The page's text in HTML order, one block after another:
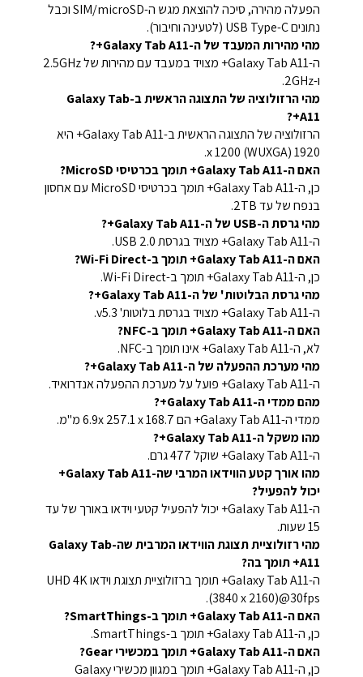
הפעלה מהירה, סיכה להוצאת מגש ה-SIM/microSD וכבל
נתונים USB Type-C (לטעינה וחיבור).
מהי מהירות המעבד של ה-Galaxy Tab A11+?
ה-Galaxy Tab A11+ מצויד במעבד עם מהירות של 2.5GHz
ו-2GHz.
מהי הרזולוציה של התצוגה הראשית ב-Galaxy Tab
A11+?
הרזולוציה של התצוגה הראשית ב-Galaxy Tab A11+ היא
1920 x 1200 (WUXGA).
האם ה-Galaxy Tab A11+ תומך בכרטיסי MicroSD?
כן, ה-Galaxy Tab A11+ תומך בכרטיסי MicroSD עם אחסון
בנפח של עד 2TB.
מהי גרסת ה-USB של ה-Galaxy Tab A11+?
ה-Galaxy Tab A11+ מצויד בגרסת USB 2.0.
האם ה-Galaxy Tab A11+ תומך ב-Wi-Fi Direct?
כן, ה-Galaxy Tab A11+ תומך ב-Wi-Fi Direct.
מהי גרסת הבלוטות' של ה-Galaxy Tab A11+?
ה-Galaxy Tab A11+ מצויד בגרסת בלוטות' v5.3.
האם ה-Galaxy Tab A11+ תומך ב-NFC?
לא, ה-Galaxy Tab A11+ אינו תומך ב-NFC.
מהי מערכת ההפעלה של ה-Galaxy Tab A11+?
ה-Galaxy Tab A11+ פועל על מערכת ההפעלה אנדרואיד.
מהם ממדי ה-Galaxy Tab A11+?
ממדי ה-Galaxy Tab A11+ הם 6.9x 257.1 x 168.7 מ"מ.
מהו משקל ה-Galaxy Tab A11+?
ה-Galaxy Tab A11+ שוקל 477 גרם.
מהו אורך קטע הווידאו המרבי שה-Galaxy Tab A11+
יכול להפעיל?
ה-Galaxy Tab A11+ יכול להפעיל קטעי וידאו באורך של עד
15 שעות.
מהי רזולוציית תצוגת הווידאו המרבית שה-Galaxy Tab
A11+ תומך בה?
ה-Galaxy Tab A11+ תומך ברזולוציית תצוגת וידאו UHD 4K
(3840 x 2160)@30fps.
האם ה-Galaxy Tab A11+ תומך ב-SmartThings?
כן, ה-Galaxy Tab A11+ תומך ב-SmartThings.
האם ה-Galaxy Tab A11+ תומך במכשירי Gear?
כן, ה-Galaxy Tab A11+ תומך במגוון מכשירי Galaxy